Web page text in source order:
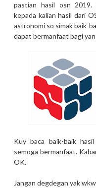
pastian hasil osn 2019.
kepada kalian hasil dari
astronomi so simak baik-
dapat bermanfaat bagi
Kuy baca baik-baik
semoga bermanfaat.
OK.
Jangan degdegan yak